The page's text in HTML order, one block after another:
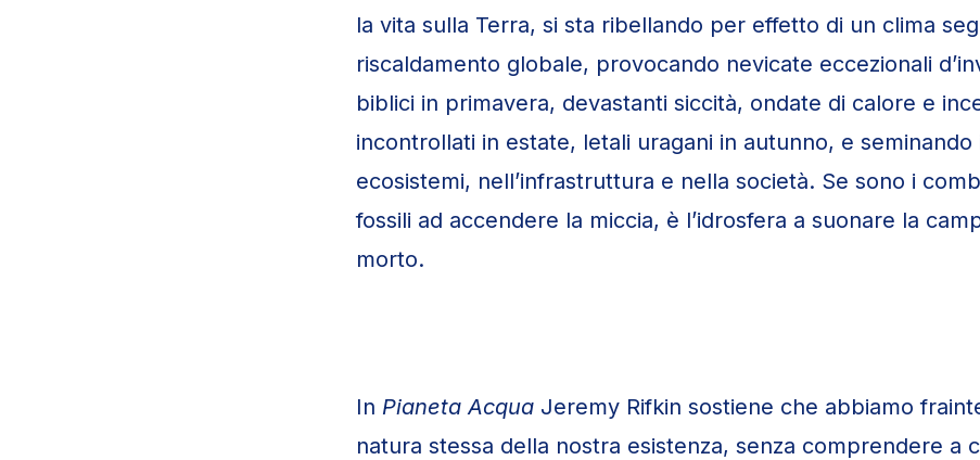
la vita sulla Terra, si sta ribellando per effetto di un clima
riscaldamento globale, provocando nevicate eccezionali
biblici in primavera, devastanti siccità, ondate di calore e
incontrollati in estate, letali uragani in autunno, e seminando
ecosistemi, nell’infrastruttura e nella società. Se sono i
fossili ad accendere la miccia, è l’idrosfera a suonare la
morto.
In Pianeta Acqua Jeremy Rifkin sostiene che abbiamo
natura stessa della nostra esistenza, senza comprendere a